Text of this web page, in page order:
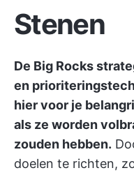
Stenen
De Big Rocks
en
hier voor je
als ze worden
zouden hebben.
doelen te richten,